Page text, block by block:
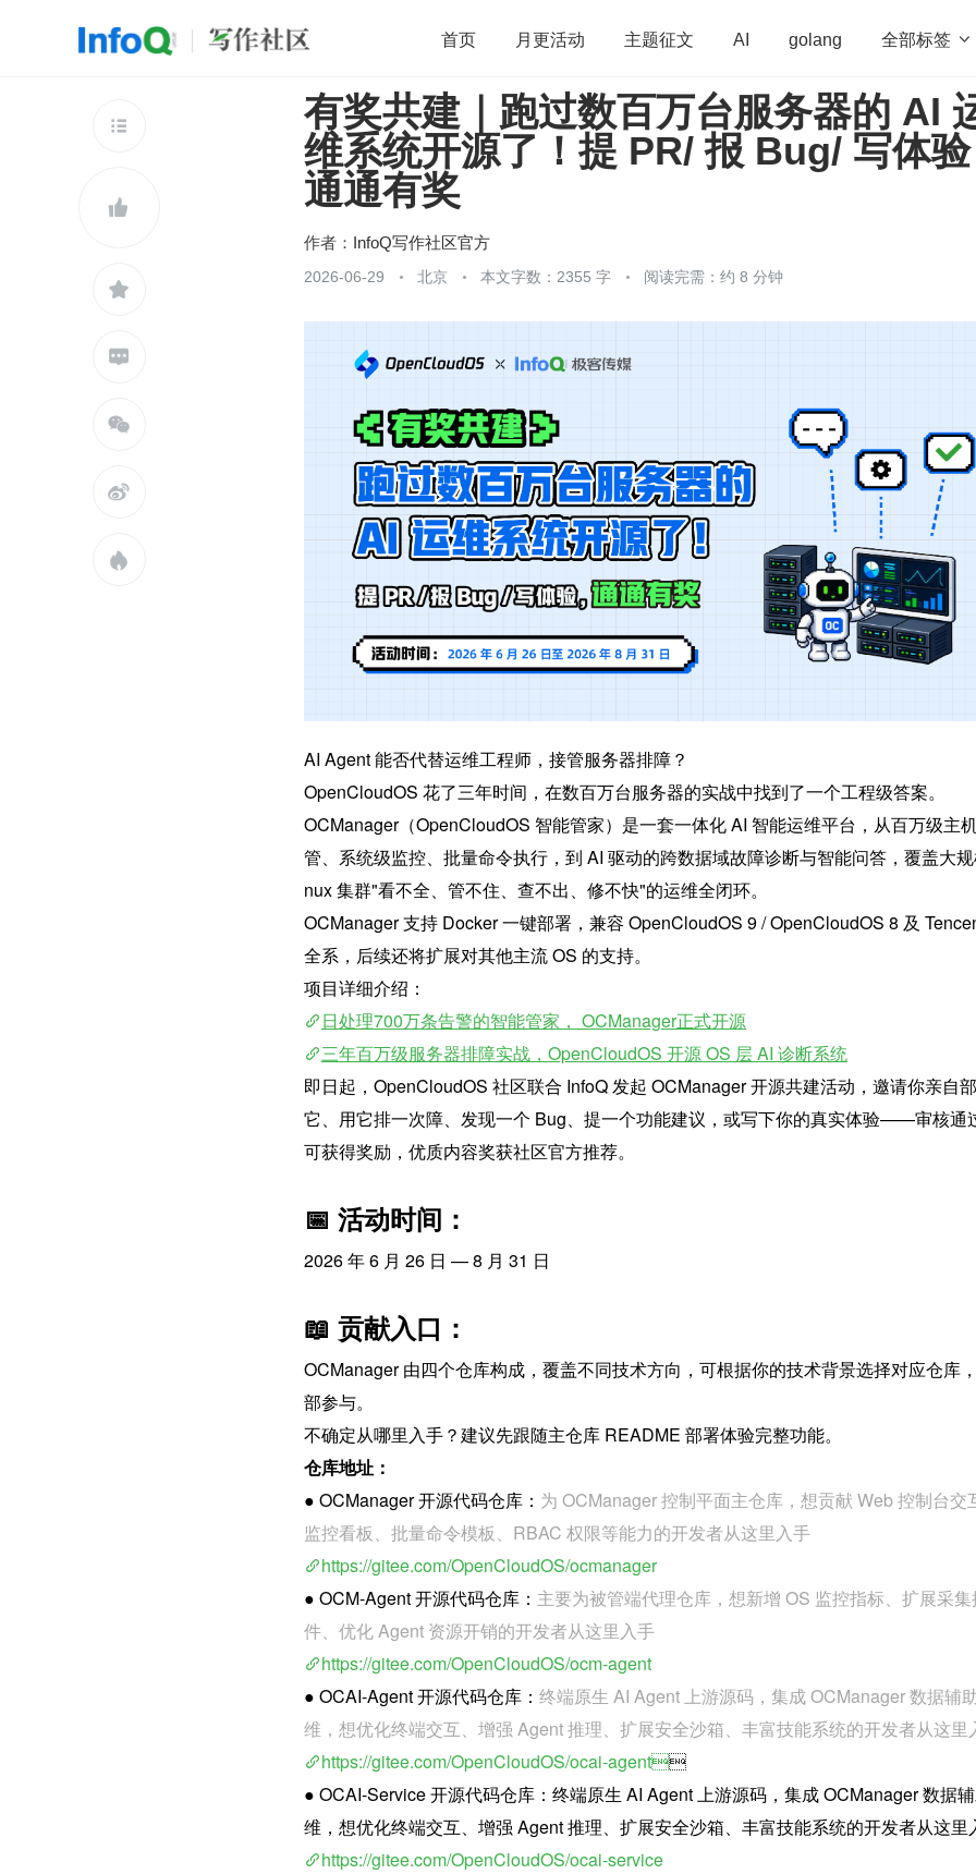
首页 月更活动 主题征文 AI golang 全部标签 
开源 架构 OpenHarmony 算法 学习方法 Web3.0 高
团队管理 程序员 运维 深度思考 低代码 redis
查看更多







有奖共建｜跑过数百万台服务器的 AI
维系统开源了！提 PR/ 报 Bug/ 写体验
通通有奖
作者： InfoQ写作社区官方
2026-06-29 北京 本文字数：2355 字 阅读完需：约 8 分钟
AI Agent 能否代替运维工程师，接管服务器排障？
OpenCloudOS 花了三年时间，在数百万台服务器的实战中找到了一个工程级答案。
OCManager（OpenCloudOS 智能管家）是一套一体化 AI 智能运维平台，从百万级主
管、系统级监控、批量命令执行，到 AI 驱动的跨数据域故障诊断与智能问答，覆盖大
nux 集群"看不全、管不住、查不出、修不快"的运维全闭环。
OCManager 支持 Docker 一键部署，兼容 OpenCloudOS 9 / OpenCloudOS 8 及
全系，后续还将扩展对其他主流 OS 的支持。
项目详细介绍：
日处理700万条告警的智能管家， OCManager正式开源
三年百万级服务器排障实战，OpenCloudOS 开源 OS 层 AI 诊断系统
即日起，OpenCloudOS 社区联合 InfoQ 发起 OCManager 开源共建活动，邀请你亲自
它、用它排一次障、发现一个 Bug、提一个功能建议，或写下你的真实体验——审核通
可获得奖励，优质内容奖获社区官方推荐。
📅 活动时间：
2026 年 6 月 26 日 — 8 月 31 日
📖 贡献入口：
OCManager 由四个仓库构成，覆盖不同技术方向，可根据你的技术背景选择对应仓库
部参与。
不确定从哪里入手？建议先跟随主仓库 README 部署体验完整功能。
仓库地址：
● OCManager 开源代码仓库： 为 OCManager 控制平面主仓库，想贡献 Web 控制台交
监控看板、批量命令模板、RBAC 权限等能力的开发者从这里入手
https://gitee.com/OpenCloudOS/ocmanager
● OCM-Agent 开源代码仓库： 主要为被管端代理仓库，想新增 OS 监控指标、扩展采集
件、优化 Agent 资源开销的开发者从这里入手
https://gitee.com/OpenCloudOS/ocm-agent
● OCAI-Agent 开源代码仓库： 终端原生 AI Agent 上游源码，集成 OCManager 数据辅
维，想优化终端交互、增强 Agent 推理、扩展安全沙箱、丰富技能系统的开发者从这里
https://gitee.com/OpenCloudOS/ocai-agent
● OCAI-Service 开源代码仓库：终端原生 AI Agent 上游源码，集成 OCManager 数据
维，想优化终端交互、增强 Agent 推理、扩展安全沙箱、丰富技能系统的开发者从这里
https://gitee.com/OpenCloudOS/ocai-service